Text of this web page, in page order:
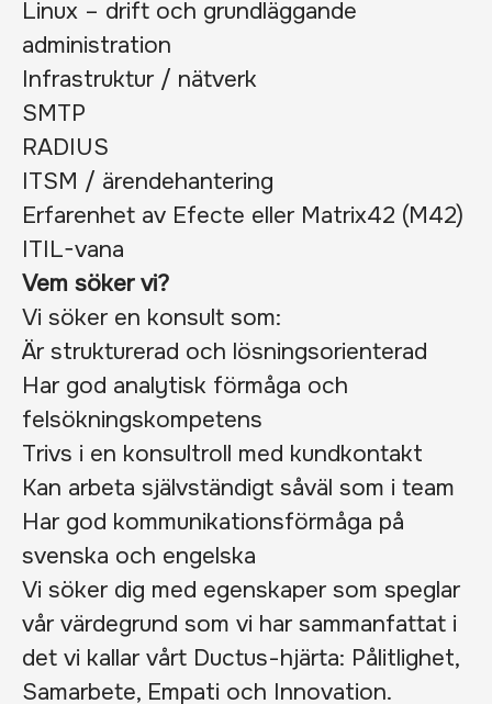
Linux – drift och grundläggande
administration
Infrastruktur / nätverk
SMTP
RADIUS
ITSM / ärendehantering
Erfarenhet av Efecte eller Matrix42 (M42)
ITIL-vana
Vem söker vi?
Vi söker en konsult som:
Är strukturerad och lösningsorienterad
Har god analytisk förmåga och
felsökningskompetens
Trivs i en konsultroll med kundkontakt
Kan arbeta självständigt såväl som i team
Har god kommunikationsförmåga på
svenska och engelska
Vi söker dig med egenskaper som speglar
vår värdegrund som vi har sammanfattat i
det vi kallar vårt Ductus-hjärta: Pålitlighet,
Samarbete, Empati och Innovation.